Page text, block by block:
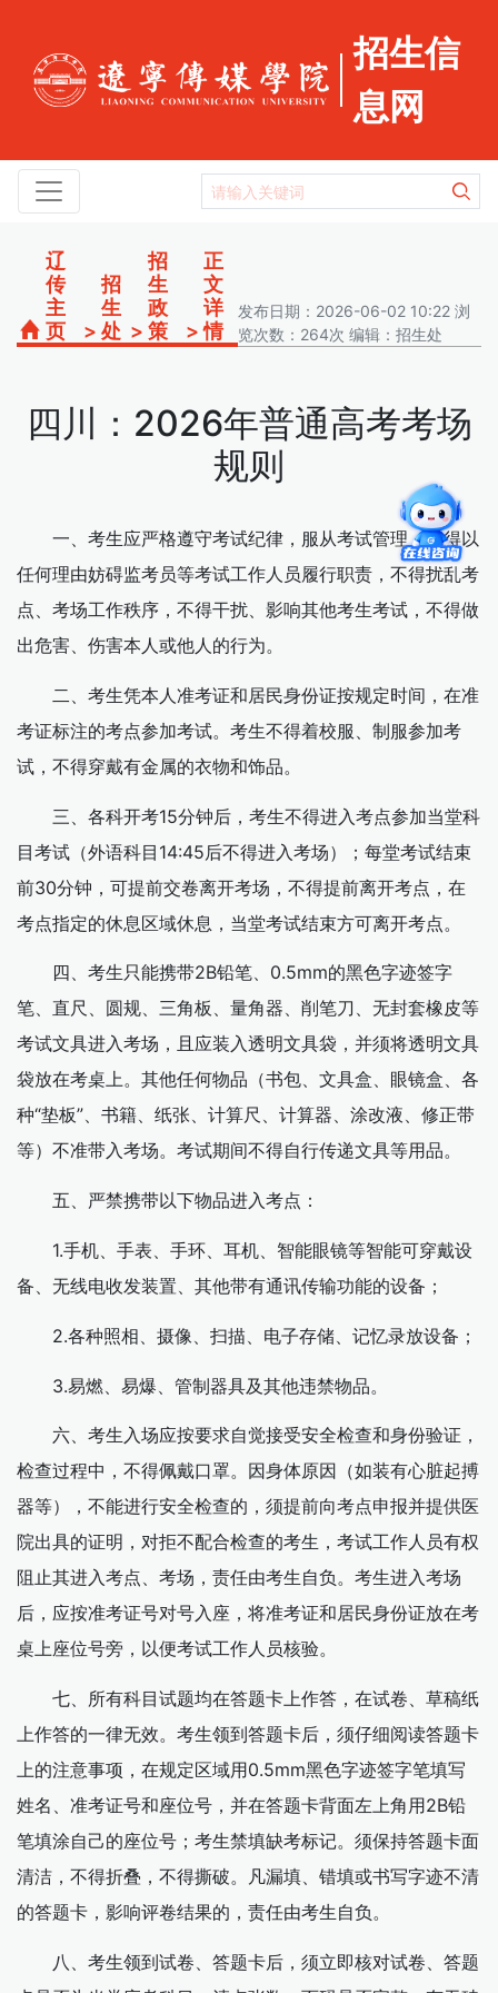
招生信
息网
辽
传
主
页
>
招
生
处 >
招
生
政
策
>
正
文
详
情
发布日期：2026-06-02 10:22 浏
览次数：264次 编辑：招生处
四川：2026年普通高考考场
规则
一、考生应严格遵守考试纪律，服从考试管理，不得以
任何理由妨碍监考员等考试工作人员履行职责，不得扰乱考
点、考场工作秩序，不得干扰、影响其他考生考试，不得做
出危害、伤害本人或他人的行为。
二、考生凭本人准考证和居民身份证按规定时间，在准
考证标注的考点参加考试。考生不得着校服、制服参加考
试，不得穿戴有金属的衣物和饰品。
三、各科开考15分钟后，考生不得进入考点参加当堂科
目考试（外语科目14:45后不得进入考场）；每堂考试结束
前30分钟，可提前交卷离开考场，不得提前离开考点，在
考点指定的休息区域休息，当堂考试结束方可离开考点。
四、考生只能携带2B铅笔、0.5mm的黑色字迹签字
笔、直尺、圆规、三角板、量角器、削笔刀、无封套橡皮等
考试文具进入考场，且应装入透明文具袋，并须将透明文具
袋放在考桌上。其他任何物品（书包、文具盒、眼镜盒、各
种“垫板”、书籍、纸张、计算尺、计算器、涂改液、修正带
等）不准带入考场。考试期间不得自行传递文具等用品。
五、严禁携带以下物品进入考点：
1.手机、手表、手环、耳机、智能眼镜等智能可穿戴设
备、无线电收发装置、其他带有通讯传输功能的设备；
2.各种照相、摄像、扫描、电子存储、记忆录放设备；
3.易燃、易爆、管制器具及其他违禁物品。
六、考生入场应按要求自觉接受安全检查和身份验证，
检查过程中，不得佩戴口罩。因身体原因（如装有心脏起搏
器等），不能进行安全检查的，须提前向考点申报并提供医
院出具的证明，对拒不配合检查的考生，考试工作人员有权
阻止其进入考点、考场，责任由考生自负。考生进入考场
后，应按准考证号对号入座，将准考证和居民身份证放在考
桌上座位号旁，以便考试工作人员核验。
七、所有科目试题均在答题卡上作答，在试卷、草稿纸
上作答的一律无效。考生领到答题卡后，须仔细阅读答题卡
上的注意事项，在规定区域用0.5mm黑色字迹签字笔填写
姓名、准考证号和座位号，并在答题卡背面左上角用2B铅
笔填涂自己的座位号；考生禁填缺考标记。须保持答题卡面
清洁，不得折叠，不得撕破。凡漏填、错填或书写字迹不清
的答题卡，影响评卷结果的，责任由考生自负。
八、考生领到试卷、答题卡后，须立即核对试卷、答题